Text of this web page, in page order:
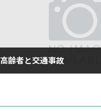
高齢者と交通事故